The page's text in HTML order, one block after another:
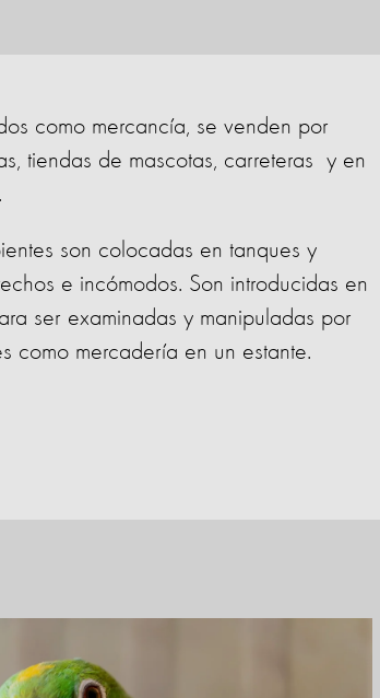
como mercancía, se venden por
tiendas de mascotas, carreteras y en
son colocadas en tanques y
e incómodos. Son introducidas en
ser examinadas y manipuladas por
como mercadería en un estante.